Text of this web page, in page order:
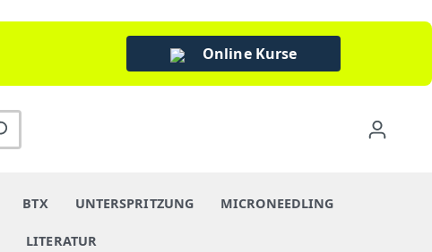
Online Kurse
BTX UNTERSPRITZUNG MICRONEEDLING
LITERATUR